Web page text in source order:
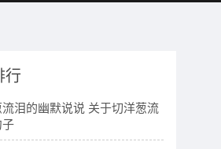
行
泪的幽默说说 关于切洋葱流
子